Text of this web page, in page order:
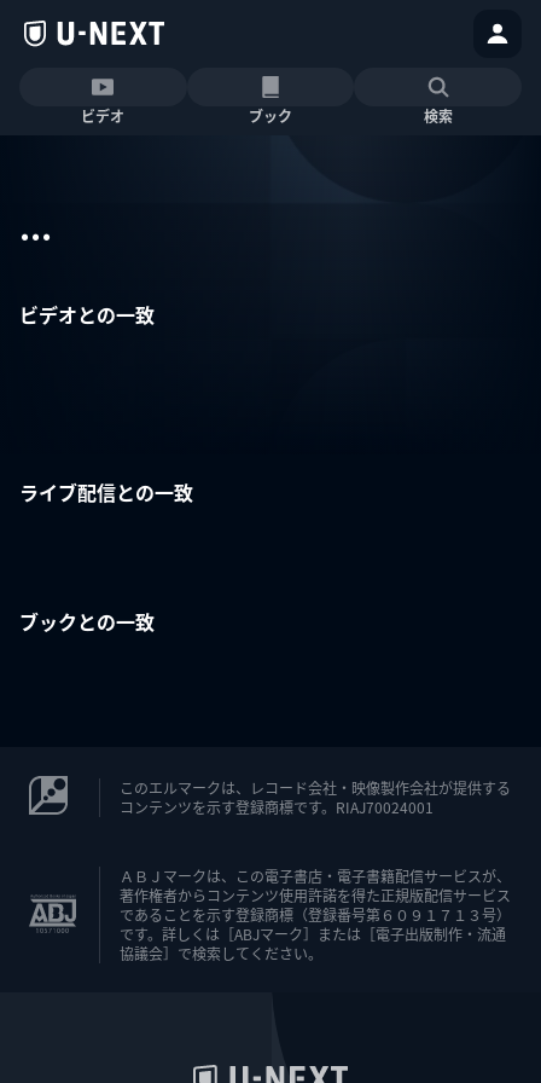
ビデオ ブック 検索
...
ビデオとの一致
ライブ配信との一致
ブックとの一致
このエルマークは、レコード会社・映像製作会社が提供する
コンテンツを示す登録商標です。RIAJ70024001
ＡＢＪマークは、この電子書店・電子書籍配信サービスが、
著作権者からコンテンツ使用許諾を得た正規版配信サービス
であることを示す登録商標（登録番号第６０９１７１３号）
です。詳しくは［ABJマーク］または［電子出版制作・流通
協議会］で検索してください。